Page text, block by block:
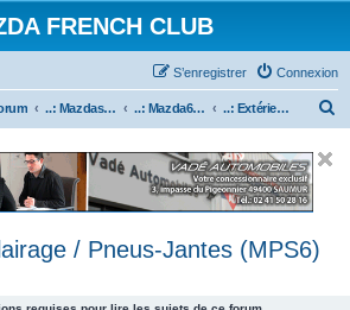
FRENCH CLUB
Connexion
S’enregistrer
..: Mazdaspeed & MPS :.. ..: Mazda6 MPS & Mazdaspeed 6 :.. ..: Extérieur / Eclairage / Pneus-Jantes (MPS6) :..
/ Pneus-Jantes (MPS6)